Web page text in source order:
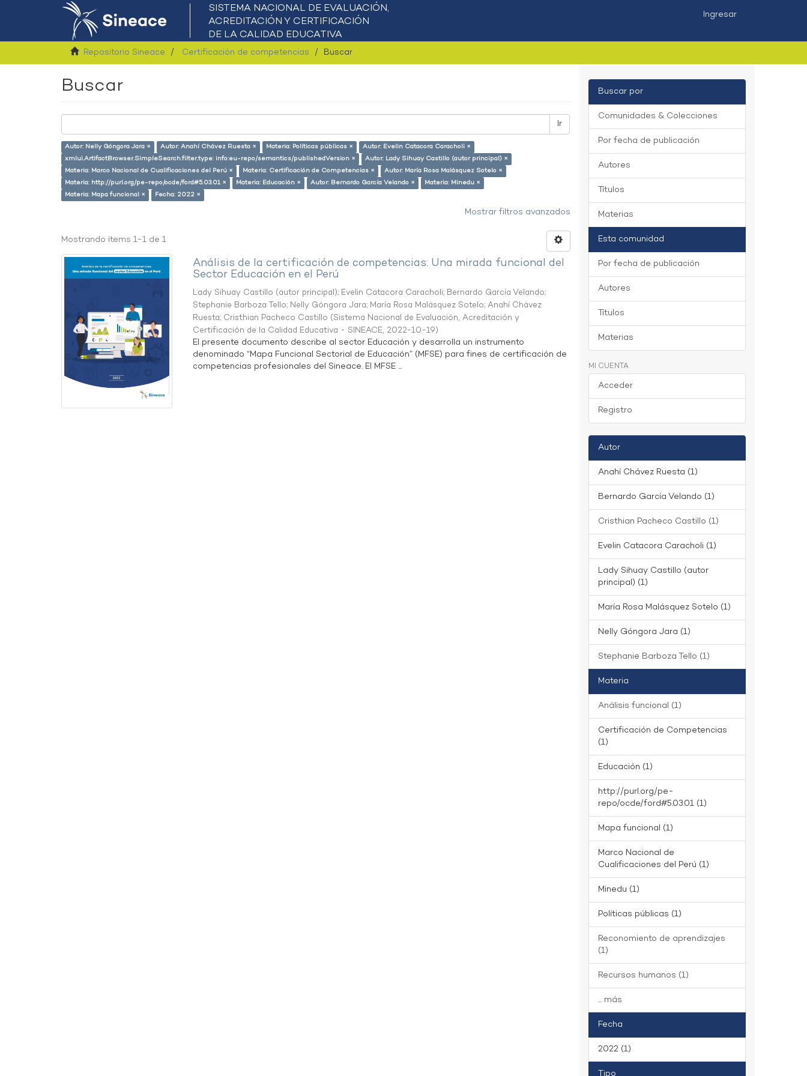
Ingresar
Repositorio Sineace Certificación de competencias Buscar
Buscar
Ir
Autor: Nelly Góngora Jara × Autor: Anahí Chávez Ruesta × Materia: Políticas públicas ×
Autor: Evelin Catacora Caracholi ×
xmlui.ArtifactBrowser.SimpleSearch.filter.type: info:eu-repo/semantics/publishedVersion ×
Autor: Lady Sihuay Castillo (autor principal) ×
Materia: Marco Nacional de Cualificaciones del Perú ×
Materia: Certificación de Competencias ×
Autor: María Rosa Malásquez Sotelo ×
Materia: http://purl.org/pe-repo/ocde/ford#5.03.01 ×
Materia: Educación × Autor: Bernardo García Velando ×
Materia: Minedu ×
Materia: Mapa funcional ×
Fecha: 2022 ×
Mostrar filtros avanzados
Mostrando ítems 1-1 de 1
Análisis de la certificación de competencias: Una mirada funcional del
Sector Educación en el Perú
Lady Sihuay Castillo (autor principal); Evelin Catacora Caracholi; Bernardo García Velando;
Stephanie Barboza Tello; Nelly Góngora Jara; María Rosa Malásquez Sotelo;Anahí Chávez
Ruesta; Cristhian Pacheco Castillo (Sistema Nacional de Evaluación, Acreditación y
Certificación de la Calidad Educativa - SINEACE, 2022-10-19)
El presente documento describe al sector Educación y desarrolla un instrumento
denominado “Mapa Funcional Sectorial de Educación” (MFSE) para fines de certificación de
competencias profesionales del Sineace. El MFSE ...
Buscar por
Comunidades & Colecciones
Por fecha de publicación
Autores
Títulos
Materias
Esta comunidad
Por fecha de publicación
Autores
Títulos
Materias
MI CUENTA
Acceder
Registro
Autor
Anahí Chávez Ruesta (1)
Bernardo García Velando (1)
Cristhian Pacheco Castillo (1)
Evelin Catacora Caracholi (1)
Lady Sihuay Castillo (autor
principal) (1)
María Rosa Malásquez Sotelo (1)
Nelly Góngora Jara (1)
Stephanie Barboza Tello (1)
Materia
Análisis funcional (1)
Certificación de Competencias
(1)
Educación (1)
http://purl.org/pe-
repo/ocde/ford#5.03.01 (1)
Mapa funcional (1)
Marco Nacional de
Cualificaciones del Perú (1)
Minedu (1)
Políticas públicas (1)
Reconomiento de aprendizajes
(1)
Recursos humanos (1)
... más
Fecha
2022 (1)